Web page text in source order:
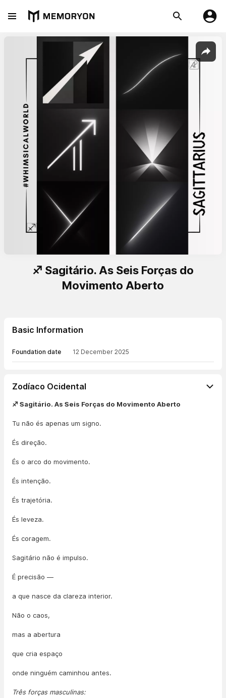
♐ Sagitário. As Seis Forças do
Movimento Aberto
Basic Information
Foundation date 12 December 2025
Zodíaco Ocidental
♐ Sagitário. As Seis Forças do Movimento Aberto
Tu não és apenas um signo.
És direção.
És o arco do movimento.
És intenção.
És trajetória.
És leveza.
És coragem.
Sagitário não é impulso.
É precisão —
a que nasce da clareza interior.
Não o caos,
mas a abertura
que cria espaço
onde ninguém caminhou antes.
Três forças masculinas: